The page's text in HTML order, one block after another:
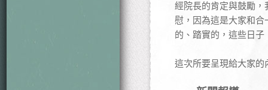
經院長的肯定與鼓勵
慰，因為這是大家和
的、踏實的，這些日
這次所要呈現給大家